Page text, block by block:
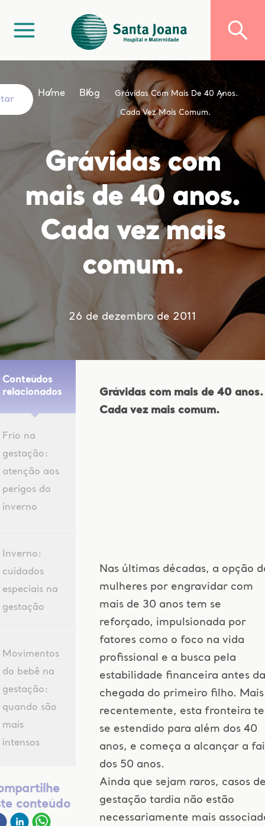
Home Blog Grávidas Com Mais De 40 Anos.
Cada Vez Mais Comum.
Grávidas com
mais de 40 anos.
Cada vez mais
comum.
26 de dezembro de 2011
Conteúdos
relacionados
Frio na
gestação:
atenção aos
perigos do
inverno
Inverno:
cuidados
especiais na
gestação
Movimentos
do bebê na
gestação:
quando são
mais
intensos
conteúdo
Grávidas com mais de 40 anos.
Cada vez mais comum.
Nas últimas décadas, a opção
mulheres por engravidar com
mais de 30 anos tem se
reforçado, impulsionada por
fatores como o foco na vida
profissional e a busca pela
estabilidade financeira antes da
chegada do primeiro filho. Mais
recentemente, esta fronteira
se estendido para além dos 40
anos, e começa a alcançar a
dos 50 anos.
Ainda que sejam raros, casos
gestação tardia não estão
necessariamente mais